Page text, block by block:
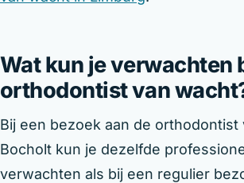
Wat kun je verwachten
orthodontist van
Bij een bezoek aan de orthodontist
Bocholt kun je dezelfde
verwachten als bij een regulier